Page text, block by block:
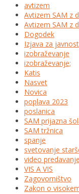
avtizem
Avtizem SAM z
Avtizem SAM z
Dogodek
Izjava za javnost
izobraževanje
izobraževanje;
Katis
Nasvet
Novica
poplava 2023
poslanica
SAM prijazna
SAM tržnica
spanje
svetovanje
video predavanje
VIS A VIS
Zagovorništvo
Zakon o